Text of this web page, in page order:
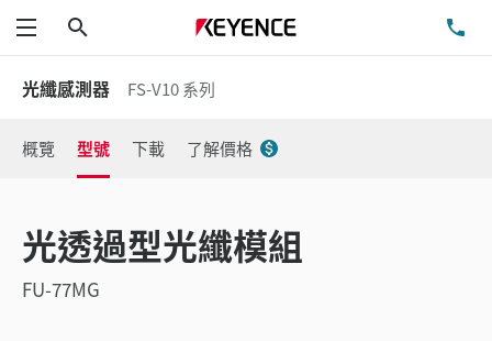
功能表
光纖感測器 FS-V10 系列
概覽 型號 下載 了解價格
光透過型光纖模組
FU-77MG